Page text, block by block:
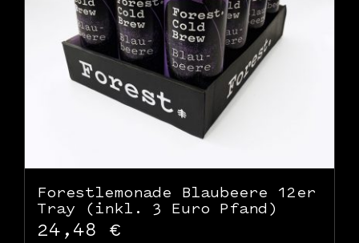
Forestlemonade Blaubeere 12er
Tray (inkl. 3 Euro Pfand)
24,48 €